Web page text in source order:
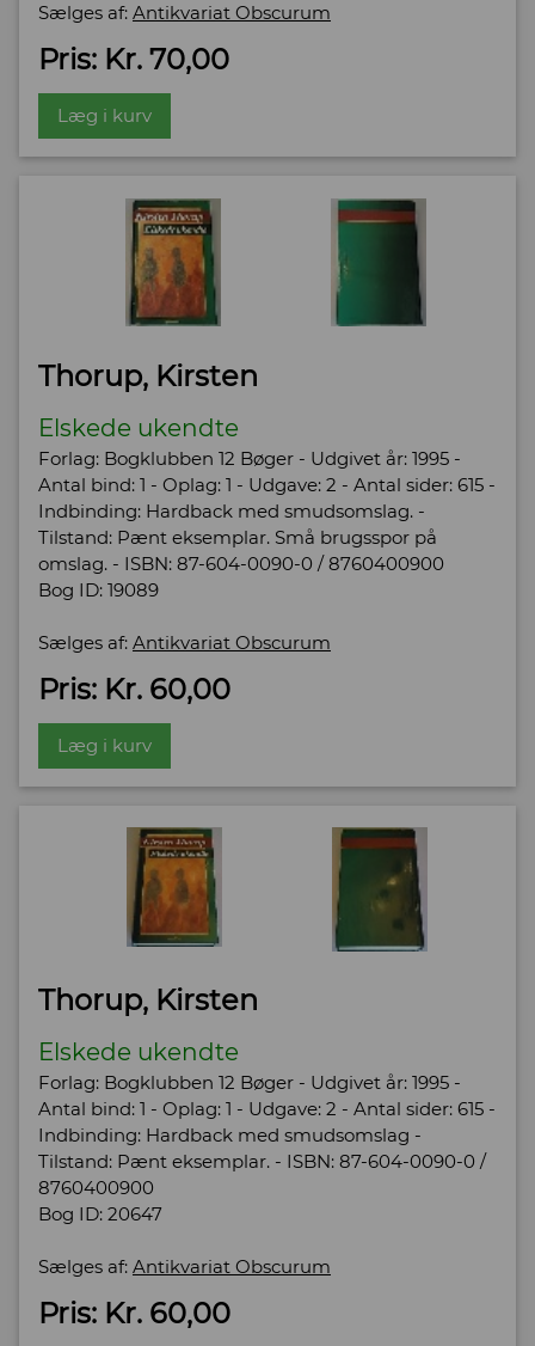
Sælges af: Antikvariat Obscurum
Pris: Kr. 70,00
Læg i kurv
Thorup, Kirsten
Elskede ukendte
Forlag: Bogklubben 12 Bøger - Udgivet år: 1995 -
Antal bind: 1 - Oplag: 1 - Udgave: 2 - Antal sider: 615 -
Indbinding: Hardback med smudsomslag. -
Tilstand: Pænt eksemplar. Små brugsspor på
omslag. - ISBN: 87-604-0090-0 / 8760400900
Bog ID: 19089
Sælges af: Antikvariat Obscurum
Pris: Kr. 60,00
Læg i kurv
Thorup, Kirsten
Elskede ukendte
Forlag: Bogklubben 12 Bøger - Udgivet år: 1995 -
Antal bind: 1 - Oplag: 1 - Udgave: 2 - Antal sider: 615 -
Indbinding: Hardback med smudsomslag -
Tilstand: Pænt eksemplar. - ISBN: 87-604-0090-0 /
8760400900
Bog ID: 20647
Sælges af: Antikvariat Obscurum
Pris: Kr. 60,00